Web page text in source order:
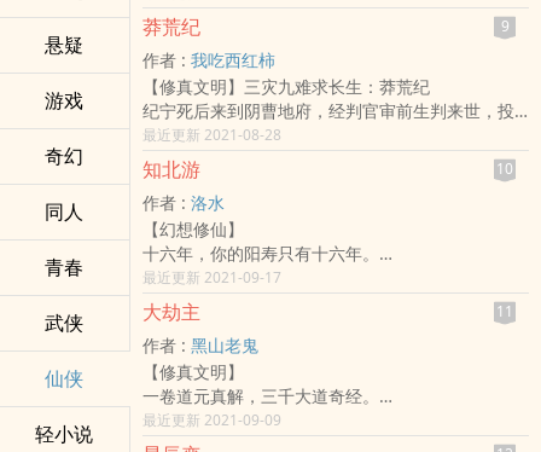
悬疑
游戏
奇幻
同人
青春
武侠
仙侠
轻小说
——
金仙太乙，大罗道祖
三千大道，法则至尊
《凡人修仙传》仙界篇，一个韩立叱咤仙界的故
事，一个凡人小子修仙的不灭传说。
特说明下，没有看过前传的书友，并不影响本书的
阅读体验，但感兴趣的书友，也可以先去看看《凡
人修仙传》，再来看本书哦。
诸位道友，新书《大梦主》已经上传了哦。
莽荒纪 9
作者 : 我吃西红柿
【修真文明】三灾九难求长生：莽荒纪
纪宁死后来到阴曹地府，经判官审前生判来世，投
胎到了部族纪氏。这里，有夸父逐日……有后羿射金
乌……更有为了逍遥长生，历三灾九劫，纵死无悔的
无数修仙者…………纪宁也成为了一名修仙者，开始
了他的修仙之路……
最近更新 2021-08-28
知北游 10
作者 : 洛水
【幻想修仙】
十六年，你的阳寿只有十六年。
这是洛阳的预言大师伽叶第一次看见林飞时，送给
他的话。这一年，林飞十六岁。
一个崭新而玄妙的世界向林飞打开。
这是一本东方玄幻的体裁，描述少年的成长经历。
如果硬要写本书的内容简介，不如写一个这本书所
要表达的东西，来得明白些。这就是对宿命的挣扎
和反抗。
知北游，宇宙万物源于气，道法无处不在。北者，
最近更新 2021-09-17
大劫主 11
作者 : 黑山老鬼
【修真文明】
一卷道元真解，三千大道奇经。
寒门少年踏仙路，十年苦读意难平。
仙榜有吾名！
最近更新 2021-09-09